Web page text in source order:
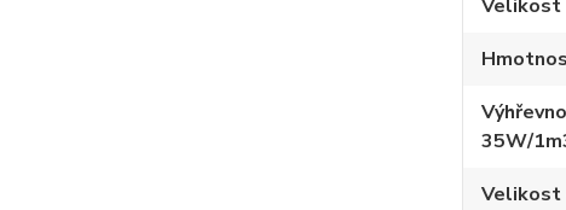
Velikost
35W/
Velikost